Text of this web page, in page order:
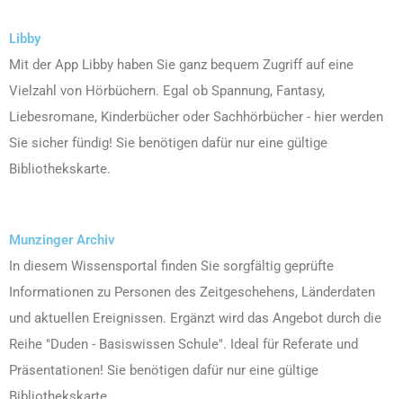
Libby
Mit der App Libby haben Sie ganz bequem Zugriff auf eine
Vielzahl von Hörbüchern. Egal ob Spannung, Fantasy,
Liebesromane, Kinderbücher oder Sachhörbücher - hier werden
Sie sicher fündig! Sie benötigen dafür nur eine gültige
Bibliothekskarte.
Munzinger Archiv
In diesem Wissensportal finden Sie sorgfältig geprüfte
Informationen zu Personen des Zeitgeschehens, Länderdaten
und aktuellen Ereignissen. Ergänzt wird das Angebot durch die
Reihe "Duden - Basiswissen Schule". Ideal für Referate und
Präsentationen! Sie benötigen dafür nur eine gültige